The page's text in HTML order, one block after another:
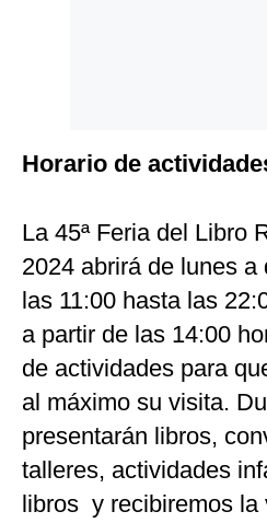
Horario de
La 45ª Feria del Libro
2024 abrirá de lunes a
las 11:00 hasta las
a partir de las 14:00
de actividades para
al máximo su visita.
presentarán libros,
talleres, actividades
libros y recibiremos la